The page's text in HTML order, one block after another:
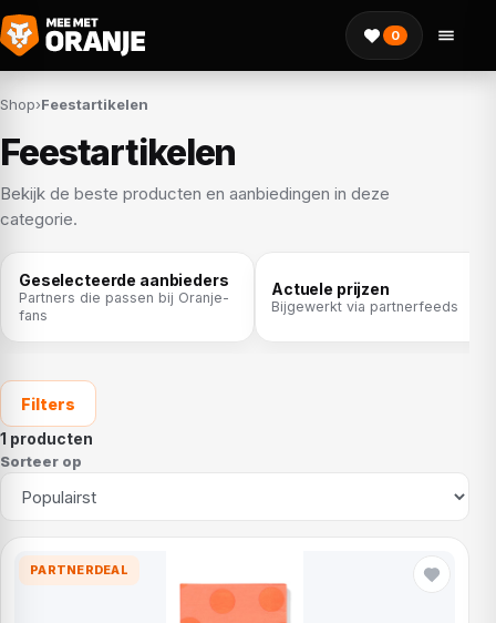
0
Shop›Feestartikelen
Feestartikelen
Bekijk de beste producten en aanbiedingen in deze
categorie.
Geselecteerde aanbieders
Partners die passen bij Oranje-
fans
Actuele prijzen
Bijgewerkt via partnerfeeds
Filters
1 producten
Sorteer op
PARTNERDEAL